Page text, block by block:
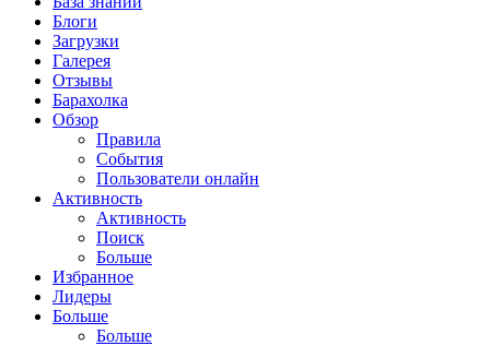
Блоги
Загрузки
Галерея
Отзывы
Барахолка
Обзор
Правила
События
Пользователи онлайн
Активность
Активность
Поиск
Больше
Избранное
Лидеры
Больше
Больше